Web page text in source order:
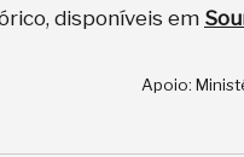
disponíveis em
Apoio: